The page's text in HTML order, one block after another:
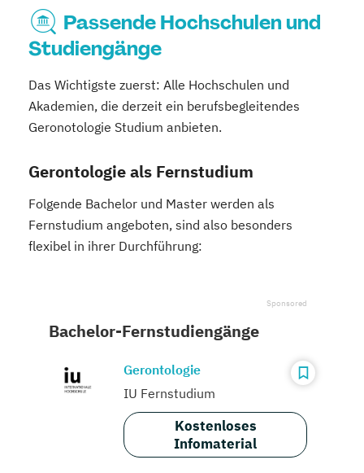
Passende Hochschulen und
Studiengänge
Das Wichtigste zuerst: Alle Hochschulen und
Akademien, die derzeit ein berufsbegleitendes
Geronotologie Studium anbieten.
Gerontologie als Fernstudium
Folgende Bachelor und Master werden als
Fernstudium angeboten, sind also besonders
flexibel in ihrer Durchführung:
Bachelor-Fernstudiengänge
Gerontologie
IU Fernstudium
Kostenloses
Infomaterial